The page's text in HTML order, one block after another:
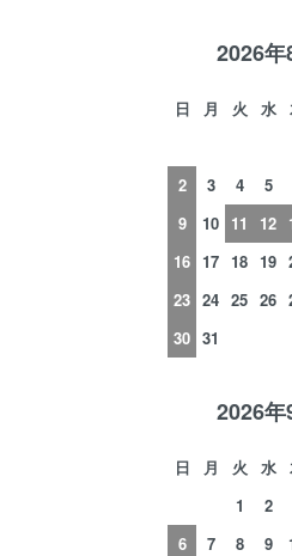
2026年
日 月 火 水
2
3 4 5
9
10 11 12
16 17 18 19
23 24 25 26
30 31
2026年
日 月 火 水
1
2
6
7 8 9